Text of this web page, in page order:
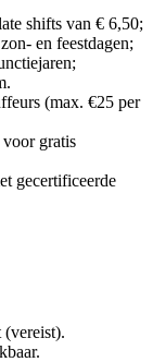
shifts van € 6,50;
en feestdagen;
(max. €25 per
gratis
gecertificeerde